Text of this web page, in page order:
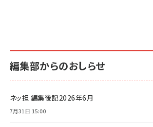
編集部からのおしらせ
ネッ担 編集後記2026年6月
7月31日 15:00